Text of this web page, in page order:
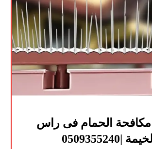
الحمام فى راس
الخيمة |0509355240